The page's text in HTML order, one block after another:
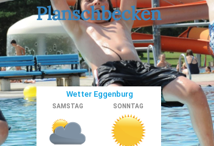
Planschbecken